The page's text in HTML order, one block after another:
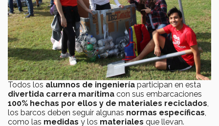
Todos los alumnos de ingeniería participan en esta
divertida carrera marítima con sus embarcaciones
100% hechas por ellos y de materiales reciclados,
los barcos deben seguir algunas normas específicas,
como las medidas y los materiales que llevan.